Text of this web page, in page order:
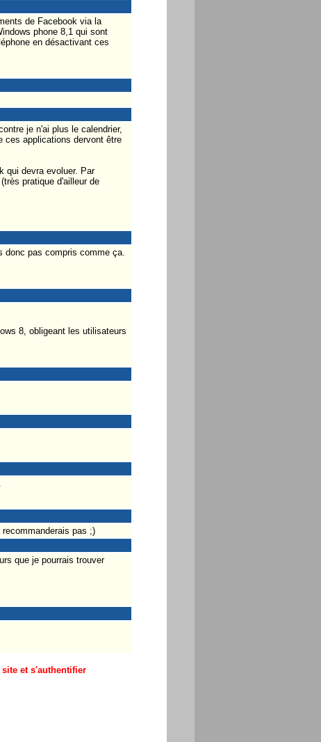
de Facebook via la
phone 8,1 qui sont
en désactivant ces
je n'ai plus le calendrier,
ces applications dervont être
qui devra evoluer. Par
pratique d'ailleur de
pas compris comme ça.
8, obligeant les utilisateurs
pas ;)
que je pourrais trouver
et s'authentifier